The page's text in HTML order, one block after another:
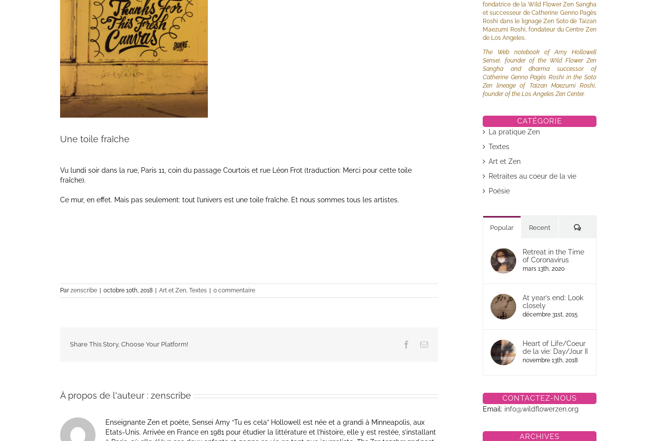
Une toile fraîche
Vu lundi soir dans la rue, Paris 11, coin du passage Courtois et rue Léon Frot (traduction: Merci pour cette toile
fraîche).
Ce mur, en effet. Mais pas seulement: tout l’univers est une toile fraîche. Et nous sommes tous les artistes.
Par zenscribe octobre 10th, 2018 Art et Zen, Textes 0 commentaire
Share This Story, Choose Your Platform! Facebook
Email
À propos de l'auteur : zenscribe
Enseignante Zen et poète, Sensei Amy “Tu es cela” Hollowell est née et a grandi à Minneapolis, aux
Etats-Unis. Arrivée en France en 1981 pour étudier la littérature et l’histoire, elle y est restée, s’installant
fondatrice de la Wild Flower Zen Sangha
et successeur de Catherine Genno Pagès
Roshi dans le lignage Zen Soto de Taizan
Maezumi Roshi, fondateur du Centre Zen
de Los Angeles.
The Web notebook of Amy Hollowell
Sensei, founder of the Wild Flower Zen
Sangha and dharma successor of
Catherine Genno Pagès Roshi in the Soto
Zen lineage of Taizan Maezumi Roshi,
founder of the Los Angeles Zen Center.
CATÉGORIE
La pratique Zen
Textes
Art et Zen
Retraites au coeur de la vie
Poésie
Popular Recent Commentaires
Retreat in the Time
of Coronavirus
mars 13th, 2020
At year’s end: Look
closely
décembre 31st, 2015
Heart of Life/Coeur
de la vie: Day/Jour II
novembre 13th, 2018
CONTACTEZ-NOUS
Email: info@wildflowerzen.org
ARCHIVES